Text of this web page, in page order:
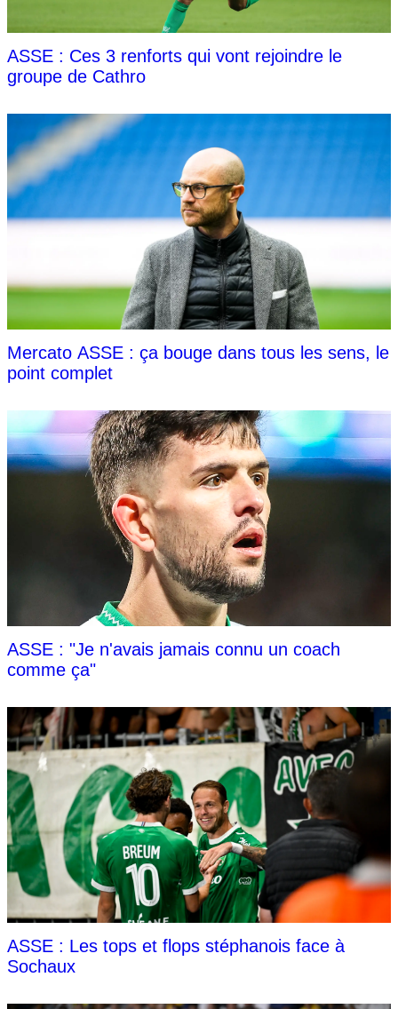
ASSE : Ces 3 renforts qui vont rejoindre le
groupe de Cathro
Mercato ASSE : ça bouge dans tous les sens, le
point complet
ASSE : "Je n'avais jamais connu un coach
comme ça"
ASSE : Les tops et flops stéphanois face à
Sochaux